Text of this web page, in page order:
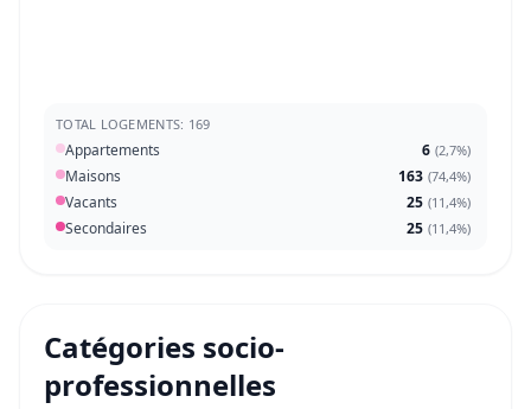
TOTAL LOGEMENTS: 169
Appartements 6 (2,7%)
Maisons 163 (74,4%)
Vacants 25 (11,4%)
Secondaires 25 (11,4%)
Catégories socio-
professionnelles